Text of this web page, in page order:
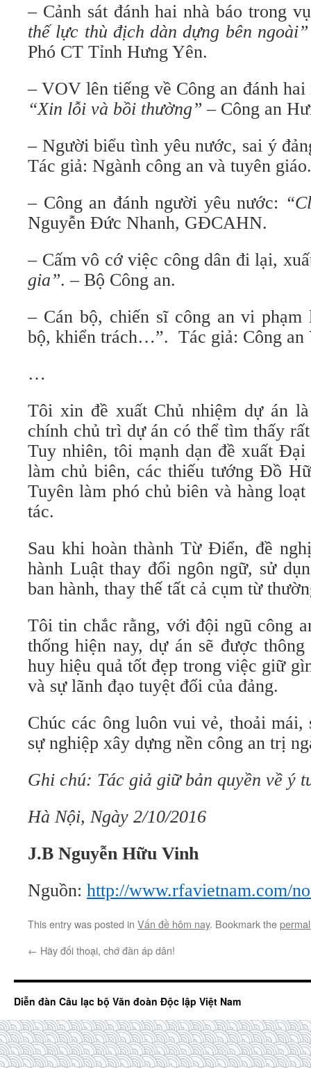
– Cảnh sát đánh hai nhà báo trong
thế lực thù địch dàn dựng bên ngoài”
Phó CT Tỉnh Hưng Yên.
– VOV lên tiếng về Công an đánh
“Xin lỗi và bồi thường” – Công an
– Người biểu tình yêu nước, sai ý
Tác giả: Ngành công an và tuyên giáo.
– Công an đánh người yêu nước:
Nguyễn Đức Nhanh, GĐCAHN.
– Cấm vô cớ việc công dân đi lại,
gia”. – Bộ Công an.
– Cán bộ, chiến sĩ công an vi
bộ, khiển trách…”. Tác giả: Công an
…
Tôi xin đề xuất Chủ nhiệm dự án
chính chủ trì dự án có thể tìm thấy
Tuy nhiên, tôi mạnh dạn đề xuất
làm chủ biên, các thiếu tướng Đồ
Tuyên làm phó chủ biên và hàng
tác.
Sau khi hoàn thành Từ Điển, đề
hành Luật thay đổi ngôn ngữ, sử
ban hành, thay thế tất cả cụm từ
Tôi tin chắc rằng, với đội ngũ công
thống hiện nay, dự án sẽ được
huy hiệu quả tốt đẹp trong việc giữ
và sự lãnh đạo tuyệt đối của đảng.
Chúc các ông luôn vui vẻ, thoải mái,
sự nghiệp xây dựng nền công an trị
Ghi chú: Tác giả giữ bản quyền về ý
Hà Nội, Ngày 2/10/2016
J.B Nguyễn Hữu Vinh
Nguồn: http://www.rfavietnam.com/
This entry was posted in Vấn đề hôm nay. Bookmark the
← Hãy đối thoại, chớ đàn áp dân!
Diễn đàn Câu lạc bộ Văn đoàn Độc lập Việt Nam